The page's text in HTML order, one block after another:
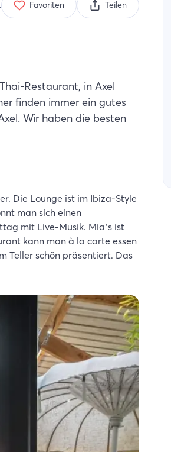
Restaurant, in Axel
finden immer ein gutes
Wir haben die besten
Favoriten Teilen
Die Lounge ist im Ibiza-Style
man sich einen
mit Live-Musik. Mia’s ist
kann man à la carte essen
Teller schön präsentiert. Das